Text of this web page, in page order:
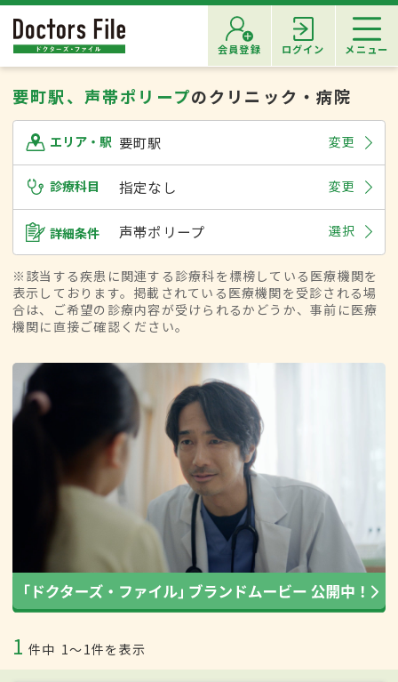
会員登録 ログイン メニュー
要町駅、声帯ポリープのクリニック・病院
エリア・駅 要町駅 変更
診療科目 指定なし 変更
詳細条件 声帯ポリープ 選択
※該当する疾患に関連する診療科を標榜している医療機関を
表示しております。掲載されている医療機関を受診される場
合は、ご希望の診療内容が受けられるかどうか、事前に医療
機関に直接ご確認ください。
1 件中 1〜1件を表示